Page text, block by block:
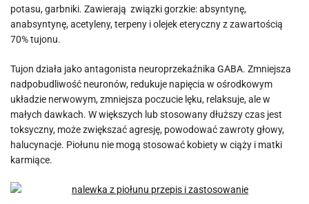
potasu, garbniki. Zawierają związki gorzkie: absyntynę,
anabsyntynę, acetyleny, terpeny i olejek eteryczny z zawartością
70% tujonu.
Tujon działa jako antagonista neuroprzekaźnika GABA. Zmniejsza
nadpobudliwość neuronów, redukuje napięcia w ośrodkowym
układzie nerwowym, zmniejsza poczucie lęku, relaksuje, ale w
małych dawkach. W większych lub stosowany dłuższy czas jest
toksyczny, może zwiększać agresję, powodować zawroty głowy,
halucynacje. Piołunu nie mogą stosować kobiety w ciąży i matki
karmiące.